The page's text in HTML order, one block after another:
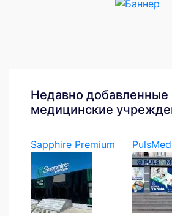
Недавно добавленные
медицинские
Sapphire Premium PulsMed